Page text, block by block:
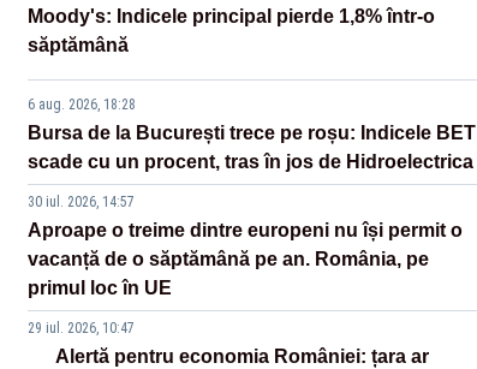
Moody's: Indicele principal pierde 1,8% într-o
săptămână
6 aug. 2026, 18:28
Bursa de la București trece pe roșu: Indicele BET
scade cu un procent, tras în jos de Hidroelectrica
30 iul. 2026, 14:57
Aproape o treime dintre europeni nu își permit o
vacanță de o săptămână pe an. România, pe
primul loc în UE
29 iul. 2026, 10:47
Alertă pentru economia României: țara ar